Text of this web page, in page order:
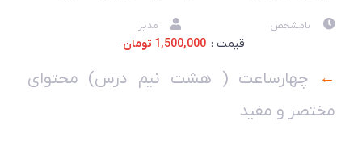
قیمت : 1,500,000 تومان
←
چهارساعت ( هشت نیم درس) محتوای
مختصر و مفید